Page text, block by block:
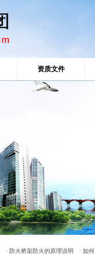
资质文件
· 防火桥架防火的原理说明 · 如